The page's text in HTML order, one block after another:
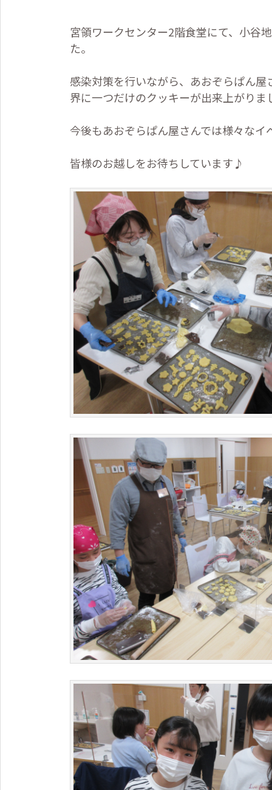
宮領ワークセンター2階食堂にて、小谷
た。
感染対策を行いながら、あおぞらぱん
界に一つだけのクッキーが出来上がり
今後もあおぞらぱん屋さんでは様々なイ
皆様のお越しをお待ちしています♪